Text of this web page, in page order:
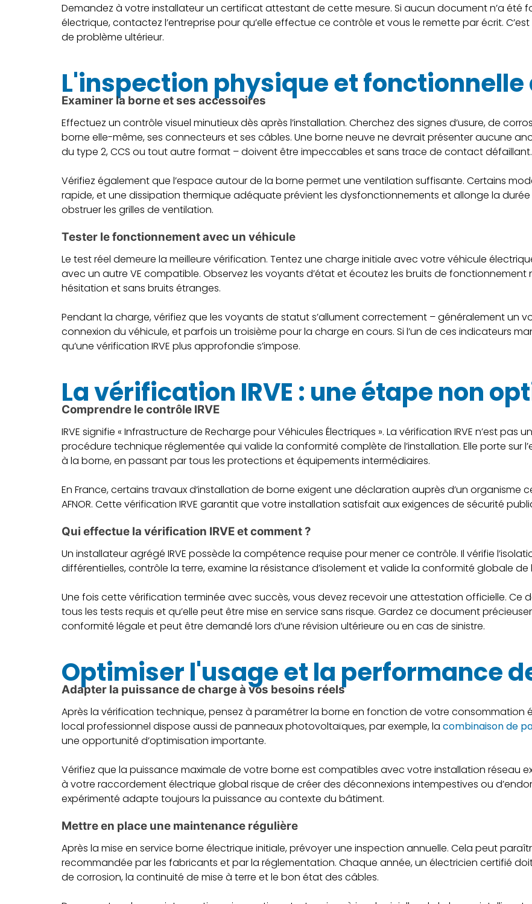
Demandez à votre installateur un certificat attestant de cette mesure. Si aucun document n’a été
électrique, contactez l’entreprise pour qu’elle effectue ce contrôle et vous le remette par écrit.
de problème ultérieur.
L'inspection physique et fonctionnelle
Examiner la borne et ses accessoires
Effectuez un contrôle visuel minutieux dès après l’installation. Cherchez des signes d’usure, de
borne elle-même, ses connecteurs et ses câbles. Une borne neuve ne devrait présenter aucune
du type 2, CCS ou tout autre format – doivent être impeccables et sans trace de contact défaillant.
Vérifiez également que l’espace autour de la borne permet une ventilation suffisante. Certains
rapide, et une dissipation thermique adéquate prévient les dysfonctionnements et allonge la
obstruer les grilles de ventilation.
Tester le fonctionnement avec un véhicule
Le test réel demeure la meilleure vérification. Tentez une charge initiale avec votre véhicule
avec un autre VE compatible. Observez les voyants d’état et écoutez les bruits de
hésitation et sans bruits étranges.
Pendant la charge, vérifiez que les voyants de statut s’allument correctement – généralement un
connexion du véhicule, et parfois un troisième pour la charge en cours. Si l’un de ces indicateurs
qu’une vérification IRVE plus approfondie s’impose.
La vérification IRVE : une étape non
Comprendre le contrôle IRVE
IRVE signifie « Infrastructure de Recharge pour Véhicules Électriques ». La vérification IRVE n’est pas
procédure technique réglementée qui valide la conformité complète de l’installation. Elle porte sur
à la borne, en passant par tous les protections et équipements intermédiaires.
En France, certains travaux d’installation de borne exigent une déclaration auprès d’un organisme
AFNOR. Cette vérification IRVE garantit que votre installation satisfait aux exigences de sécurité
Qui effectue la vérification IRVE et comment ?
Un installateur agrégé IRVE possède la compétence requise pour mener ce contrôle. Il vérifie
différentielles, contrôle la terre, examine la résistance d’isolement et valide la conformité globale de
Une fois cette vérification terminée avec succès, vous devez recevoir une attestation officielle. Ce
tous les tests requis et qu’elle peut être mise en service sans risque. Gardez ce document
conformité légale et peut être demandé lors d’une révision ultérieure ou en cas de sinistre.
Optimiser l'usage et la performance
Adapter la puissance de charge à vos besoins réels
Après la vérification technique, pensez à paramétrer la borne en fonction de votre consommation
local professionnel dispose aussi de panneaux photovoltaïques, par exemple, la combinaison de
une opportunité d’optimisation importante.
Vérifiez que la puissance maximale de votre borne est compatibles avec votre installation réseau
à votre raccordement électrique global risque de créer des déconnexions intempestives ou
expérimenté adapte toujours la puissance au contexte du bâtiment.
Mettre en place une maintenance régulière
Après la mise en service borne électrique initiale, prévoyer une inspection annuelle. Cela peut
recommandée par les fabricants et par la réglementation. Chaque année, un électricien certifié
de corrosion, la continuité de mise à terre et le bon état des câbles.